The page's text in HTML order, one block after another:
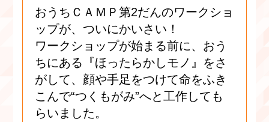
おうちＣＡＭＰ第2だんのワークショ
ップが、ついにかいさい！
ワークショップが始まる前に、おう
ちにある『ほったらかしモノ』をさ
がして、顔や手足をつけて命をふき
こんで“つくもがみ”へと工作しても
らいました。